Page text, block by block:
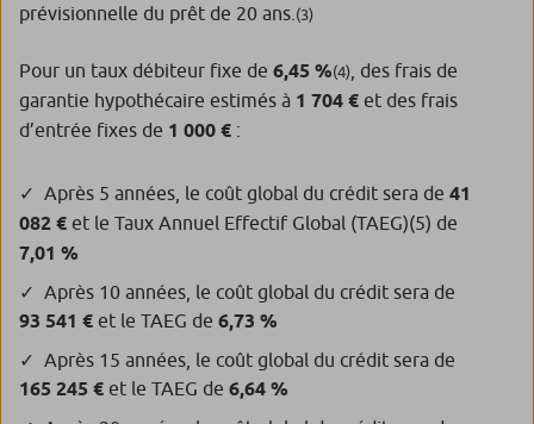
prévisionnelle du prêt de 20 ans. (3)
Pour un taux débiteur fixe de 6,45 %(4) , des frais de
garantie hypothécaire estimés à 1 704 € et des frais
d’entrée fixes de 1 000 € :
Après 5 années, le coût global du crédit sera de 41
082 € et le Taux Annuel Effectif Global (TAEG)(5) de
7,01 %
Après 10 années, le coût global du crédit sera de
93 541 € et le TAEG de 6,73 %
Après 15 années, le coût global du crédit sera de
165 245 € et le TAEG de 6,64 %